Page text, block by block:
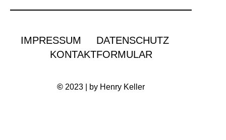
IMPRESSUM
DATENSCHUTZ
KONTAKTFORMULAR
© 2023 | by Henry Keller